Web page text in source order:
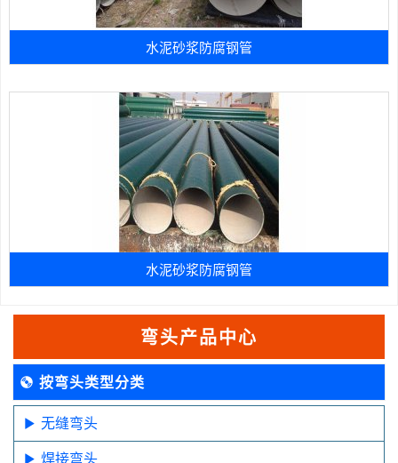
水泥砂浆防腐钢管
水泥砂浆防腐钢管
弯头产品中心
按弯头类型分类
无缝弯头
焊接弯头